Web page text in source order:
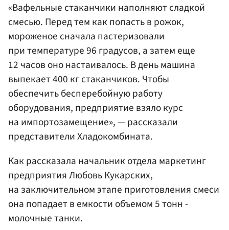
«Вафельные стаканчики наполняют сладкой
смесью. Перед тем как попасть в рожок,
мороженое сначала пастеризовали
при температуре 96 градусов, а затем еще
12 часов оно настаивалось. В день машина
выпекает 400 кг стаканчиков. Чтобы
обеспечить бесперебойную работу
оборудования, предприятие взяло курс
на импортозамещение», — рассказали
представители Хладокомбината.
Как рассказала начальник отдела маркетинг
предприятия Любовь Кукарских,
на заключительном этапе приготовления смеси
она попадает в емкости объемом 5 тонн -
молочные танки.